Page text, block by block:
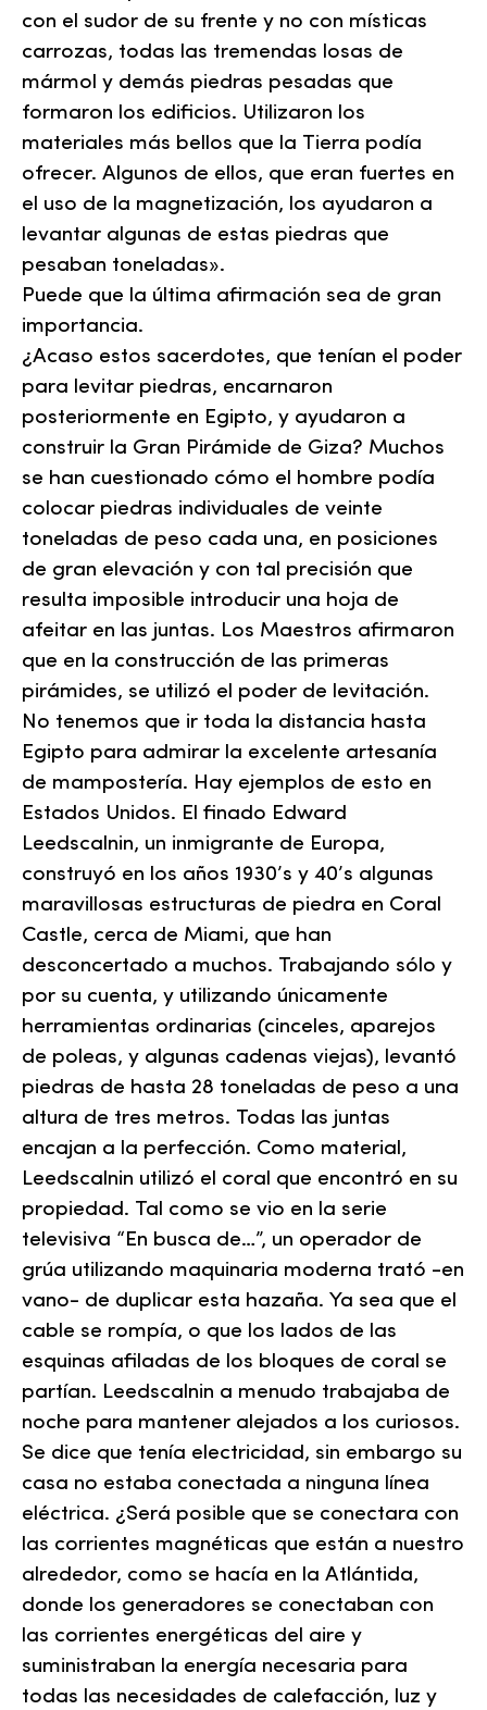
con el sudor de su frente y no con místicas
carrozas, todas las tremendas losas de
mármol y demás piedras pesadas que
formaron los edificios. Utilizaron los
materiales más bellos que la Tierra podía
ofrecer. Algunos de ellos, que eran fuertes en
el uso de la magnetización, los ayudaron a
levantar algunas de estas piedras que
pesaban toneladas».
Puede que la última afirmación sea de gran
importancia.
¿Acaso estos sacerdotes, que tenían el poder
para levitar piedras, encarnaron
posteriormente en Egipto, y ayudaron a
construir la Gran Pirámide de Giza? Muchos
se han cuestionado cómo el hombre podía
colocar piedras individuales de veinte
toneladas de peso cada una, en posiciones
de gran elevación y con tal precisión que
resulta imposible introducir una hoja de
afeitar en las juntas. Los Maestros afirmaron
que en la construcción de las primeras
pirámides, se utilizó el poder de levitación.
No tenemos que ir toda la distancia hasta
Egipto para admirar la excelente artesanía
de mampostería. Hay ejemplos de esto en
Estados Unidos. El finado Edward
Leedscalnin, un inmigrante de Europa,
construyó en los años 1930’s y 40’s algunas
maravillosas estructuras de piedra en Coral
Castle, cerca de Miami, que han
desconcertado a muchos. Trabajando sólo y
por su cuenta, y utilizando únicamente
herramientas ordinarias (cinceles, aparejos
de poleas, y algunas cadenas viejas), levantó
piedras de hasta 28 toneladas de peso a una
altura de tres metros. Todas las juntas
encajan a la perfección. Como material,
Leedscalnin utilizó el coral que encontró en su
propiedad. Tal como se vio en la serie
televisiva “En busca de…”, un operador de
grúa utilizando maquinaria moderna trató -en
vano- de duplicar esta hazaña. Ya sea que el
cable se rompía, o que los lados de las
esquinas afiladas de los bloques de coral se
partían. Leedscalnin a menudo trabajaba de
noche para mantener alejados a los curiosos.
Se dice que tenía electricidad, sin embargo su
casa no estaba conectada a ninguna línea
eléctrica. ¿Será posible que se conectara con
las corrientes magnéticas que están a nuestro
alrededor, como se hacía en la Atlántida,
donde los generadores se conectaban con
las corrientes energéticas del aire y
suministraban la energía necesaria para
todas las necesidades de calefacción, luz y